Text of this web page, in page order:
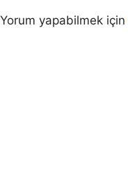
Yorum yapabilmek için